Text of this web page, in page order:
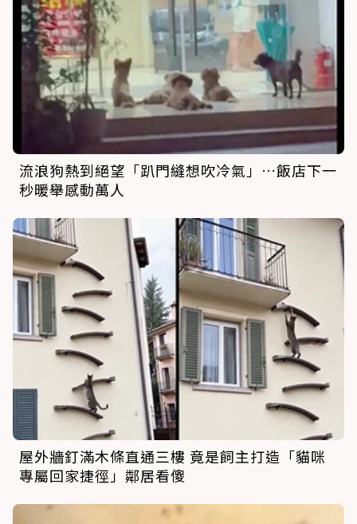
流浪狗熱到絕望「趴門縫想吹冷氣」…飯店下一
秒暖舉感動萬人
屋外牆釘滿木條直通三樓 竟是飼主打造「貓咪
專屬回家捷徑」鄰居看傻